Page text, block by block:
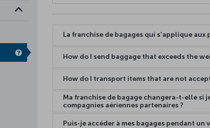
La franchise de bagages qui s'applique
How do I send baggage that exceeds the
How do I transport items that are not
Ma franchise de bagage changera-t-elle si
compagnies aériennes partenaires ?
Puis-je accéder à mes bagages pendant un